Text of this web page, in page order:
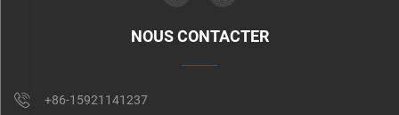
NOUS CONTACTER
+86-15921141237